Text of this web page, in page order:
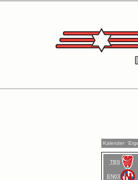
Kalender
TBS
EN03